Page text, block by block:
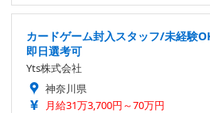
カードゲーム封入スタッフ/未経験
即日選考可
Yts株式会社
神奈川県
月給31万3,700円～70万円